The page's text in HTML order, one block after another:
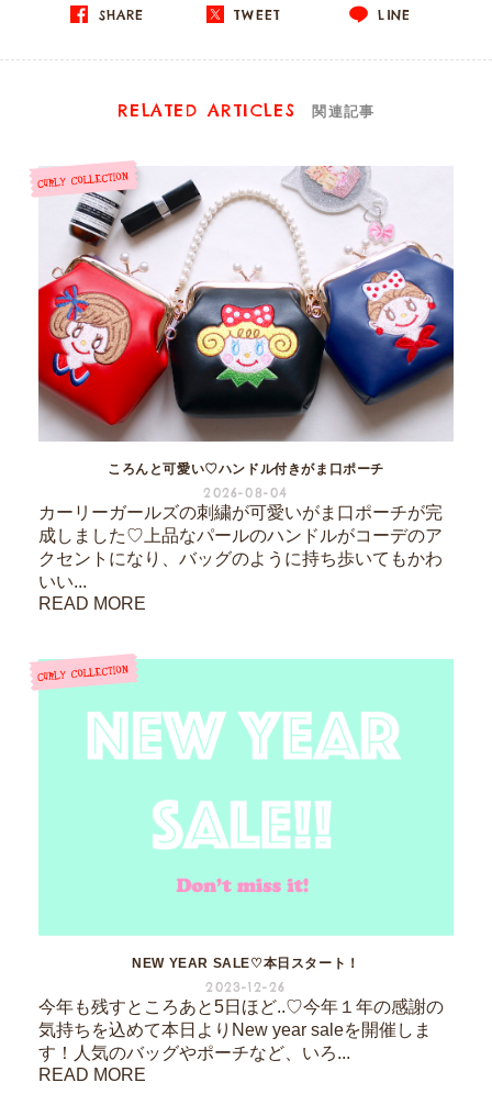
SHARE TWEET LINE
RELATED ARTICLES 関連記事
ころんと可愛い♡ハンドル付きがま口ポーチ
2026-08-04
カーリーガールズの刺繍が可愛いがま口ポーチが完
成しました♡上品なパールのハンドルがコーデのア
クセントになり、バッグのように持ち歩いてもかわ
いい...
READ MORE
NEW YEAR SALE♡本日スタート！
2023-12-26
今年も残すところあと5日ほど..♡今年１年の感謝の
気持ちを込めて本日よりNew year saleを開催しま
す！人気のバッグやポーチなど、いろ...
READ MORE